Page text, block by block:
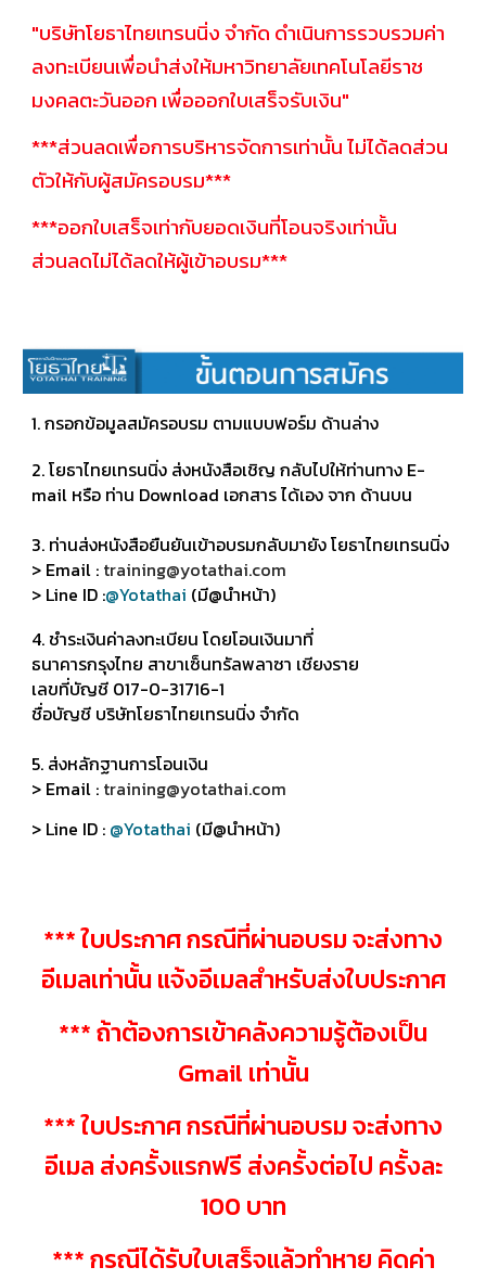
"บริษัทโยธาไทยเทรนนิ่ง จำกัด ดำเนินการรวบรวมค่า
ลงทะเบียนเพื่อนำส่งให้มหาวิทยาลัยเทคโนโลยีราช
มงคลตะวันออก เพื่อออกใบเสร็จรับเงิน"
***ส่วนลดเพื่อการบริหารจัดการเท่านั้น ไม่ได้ลดส่วน
ตัวให้กับผู้สมัครอบรม***
***ออกใบเสร็จเท่ากับยอดเงินที่โอนจริงเท่านั้น
ส่วนลดไม่ได้ลดให้ผู้เข้าอบรม***
​1. กรอกข้อมูลสมัครอบรม ตามแบบฟอร์ม ด้านล่าง
2. โยธาไทยเทรนนิ่ง ส่งหนังสือเชิญ กลับไปให้ท่านทาง E-
mail หรือ ท่าน Download เอกสาร ได้เอง จาก ด้านบน
3. ท่านส่งหนังสือยืนยันเข้าอบรมกลับมายัง โยธาไทยเทรนนิ่ง
> Email : training@yotathai.com
> Line ID :@Yotathai (มี@นำหน้า)
4. ชำระเงินค่าลงทะเบียน โดยโอนเงินมาที่
ธนาคารกรุงไทย สาขาเซ็นทรัลพลาซา เชียงราย
เลขที่บัญชี 017-0-31716-1
ชื่อบัญชี บริษัทโยธาไทยเทรนนิ่ง จำกัด
5. ส่งหลักฐานการโอนเงิน
> Email : training@yotathai.com
> Line ID : @Yotathai (มี@นำหน้า)
*** ใบประกาศ กรณีที่ผ่านอบรม จะส่งทาง
อีเมลเท่านั้น แจ้งอีเมลสำหรับส่งใบประกาศ
*** ถ้าต้องการเข้าคลังความรู้ต้องเป็น
Gmail เท่านั้น
*** ใบประกาศ กรณีที่ผ่านอบรม จะส่งทาง
อีเมล ส่งครั้งแรกฟรี ส่งครั้งต่อไป ครั้งละ
100 บาท
*** กรณีได้รับใบเสร็จแล้วทำหาย คิดค่า